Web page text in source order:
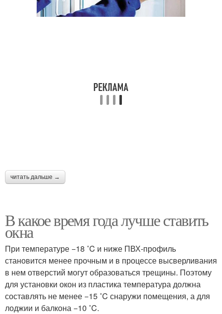
читать дальше →
В какое время года лучше ставить
окна
При температуре −18 ˚C и ниже ПВХ-профиль
становится менее прочным и в процессе высверливания
в нем отверстий могут образоваться трещины. Поэтому
для установки окон из пластика температура должна
составлять не менее −15 ˚C снаружи помещения, а для
лоджии и балкона −10 ˚C.